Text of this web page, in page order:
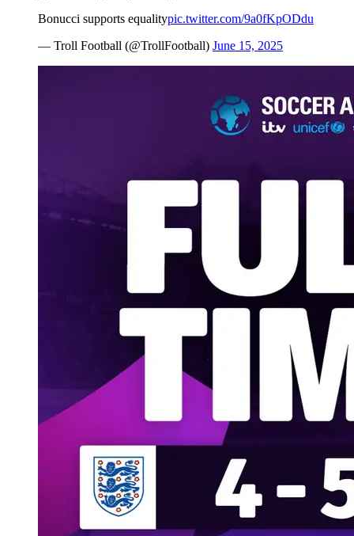
Bonucci supports equalitypic.twitter.com/9a0fKpODdu
— Troll Football (@TrollFootball) June 15, 2025